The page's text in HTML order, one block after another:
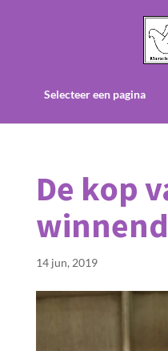
Selecteer een pagina
De kop
14 jun, 2019